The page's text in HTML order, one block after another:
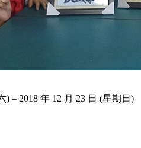
) – 2018 年 12 月 23 日 (星期日)